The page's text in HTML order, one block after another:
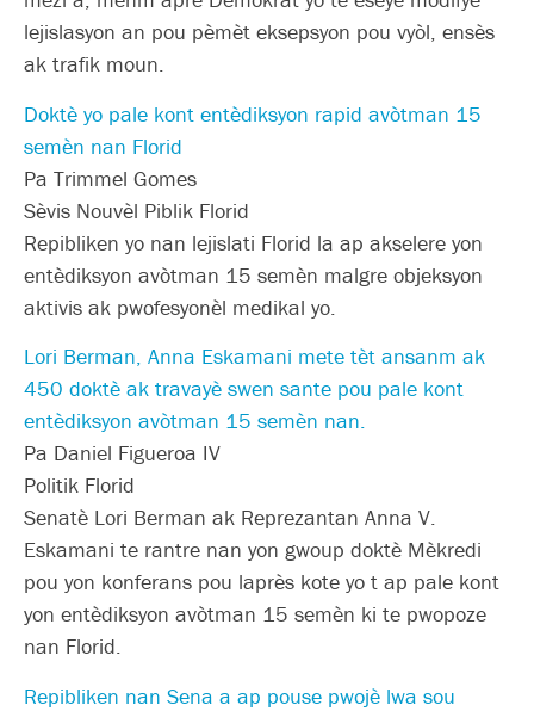
lejislasyon an pou pèmèt eksepsyon pou vyòl, ensès
ak trafik moun.
Doktè yo pale kont entèdiksyon rapid avòtman 15
semèn nan Florid
Pa Trimmel Gomes
Sèvis Nouvèl Piblik Florid
Repibliken yo nan lejislati Florid la ap akselere yon
entèdiksyon avòtman 15 semèn malgre objeksyon
aktivis ak pwofesyonèl medikal yo.
Lori Berman, Anna Eskamani mete tèt ansanm ak
450 doktè ak travayè swen sante pou pale kont
entèdiksyon avòtman 15 semèn nan.
Pa Daniel Figueroa IV
Politik Florid
Senatè Lori Berman ak Reprezantan Anna V.
Eskamani te rantre nan yon gwoup doktè Mèkredi
pou yon konferans pou laprès kote yo t ap pale kont
yon entèdiksyon avòtman 15 semèn ki te pwopoze
nan Florid.
Repibliken nan Sena a ap pouse pwojè lwa sou